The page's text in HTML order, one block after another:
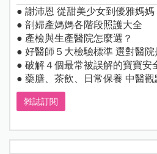
● 謝沛恩 從甜美少女到優雅媽媽
● 剖婦產媽媽各階段照護大全
● 產檢與生產醫院怎麼選？
● 好醫師５大檢驗標準 選對醫院
● 破解４個最常被誤解的寶寶安
● 藥膳、茶飲、日常保養 中醫
雜誌訂閱